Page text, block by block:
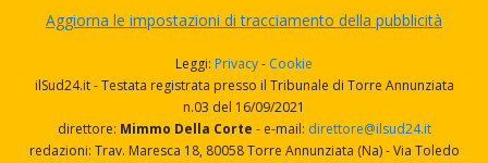
Aggiorna le impostazioni di tracciamento della pubblicità
Leggi: Privacy- Cookie
ilSud24.it - Testata registrata presso il Tribunale di Torre Annunziata
n.03 del 16/09/2021
direttore: Mimmo Della Corte - e-mail: direttore@ilsud24.it
redazioni: Trav. Maresca 18, 80058 Torre Annunziata (Na) - Via Toledo